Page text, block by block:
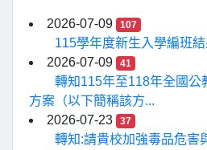
2026-07-09 107
115學年度新生入學編班結
2026-07-09
41
轉知115年至118年全國公
方案（以下簡稱該方...
2026-07-23
37
轉知:請貴校加強毒品危害